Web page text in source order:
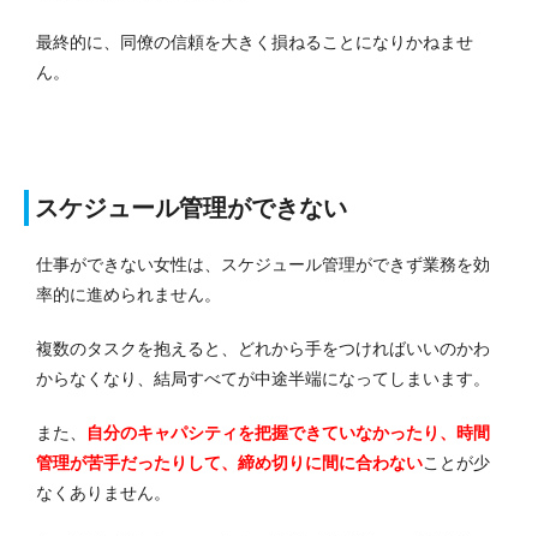
最終的に、同僚の信頼を大きく損ねることになりかねませ
ん。
スケジュール管理ができない
仕事ができない女性は、スケジュール管理ができず業務を効
率的に進められません。
複数のタスクを抱えると、どれから手をつければいいのかわ
からなくなり、結局すべてが中途半端になってしまいます。
また、
自分のキャパシティを把握できていなかったり、時間
管理が苦手だったりして、締め切りに間に合わないことが少
なくありません。